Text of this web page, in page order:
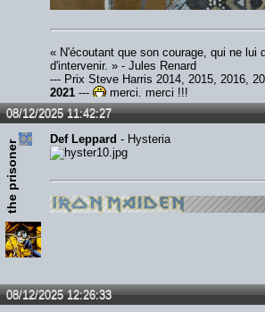
« N'écoutant que son courage, qui ne lui
d'intervenir. » - Jules Renard
--- Prix Steve Harris 2014, 2015, 2016,
2021 ---
merci, merci !!!
08/12/2025 11:42:27
the prisoner
Def Leppard - Hysteria
08/12/2025 12:26:33